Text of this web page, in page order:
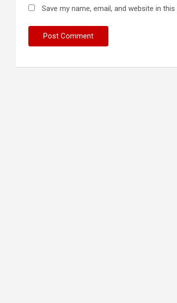
Save my name, email, and website in